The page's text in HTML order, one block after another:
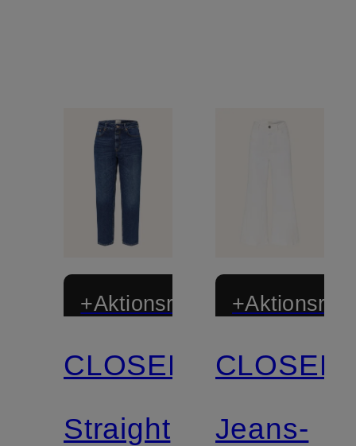
+Aktionsrabatt
Zertifiziert
CLOSED
Straight
Zertifiziert
CLOSED
Jeans-